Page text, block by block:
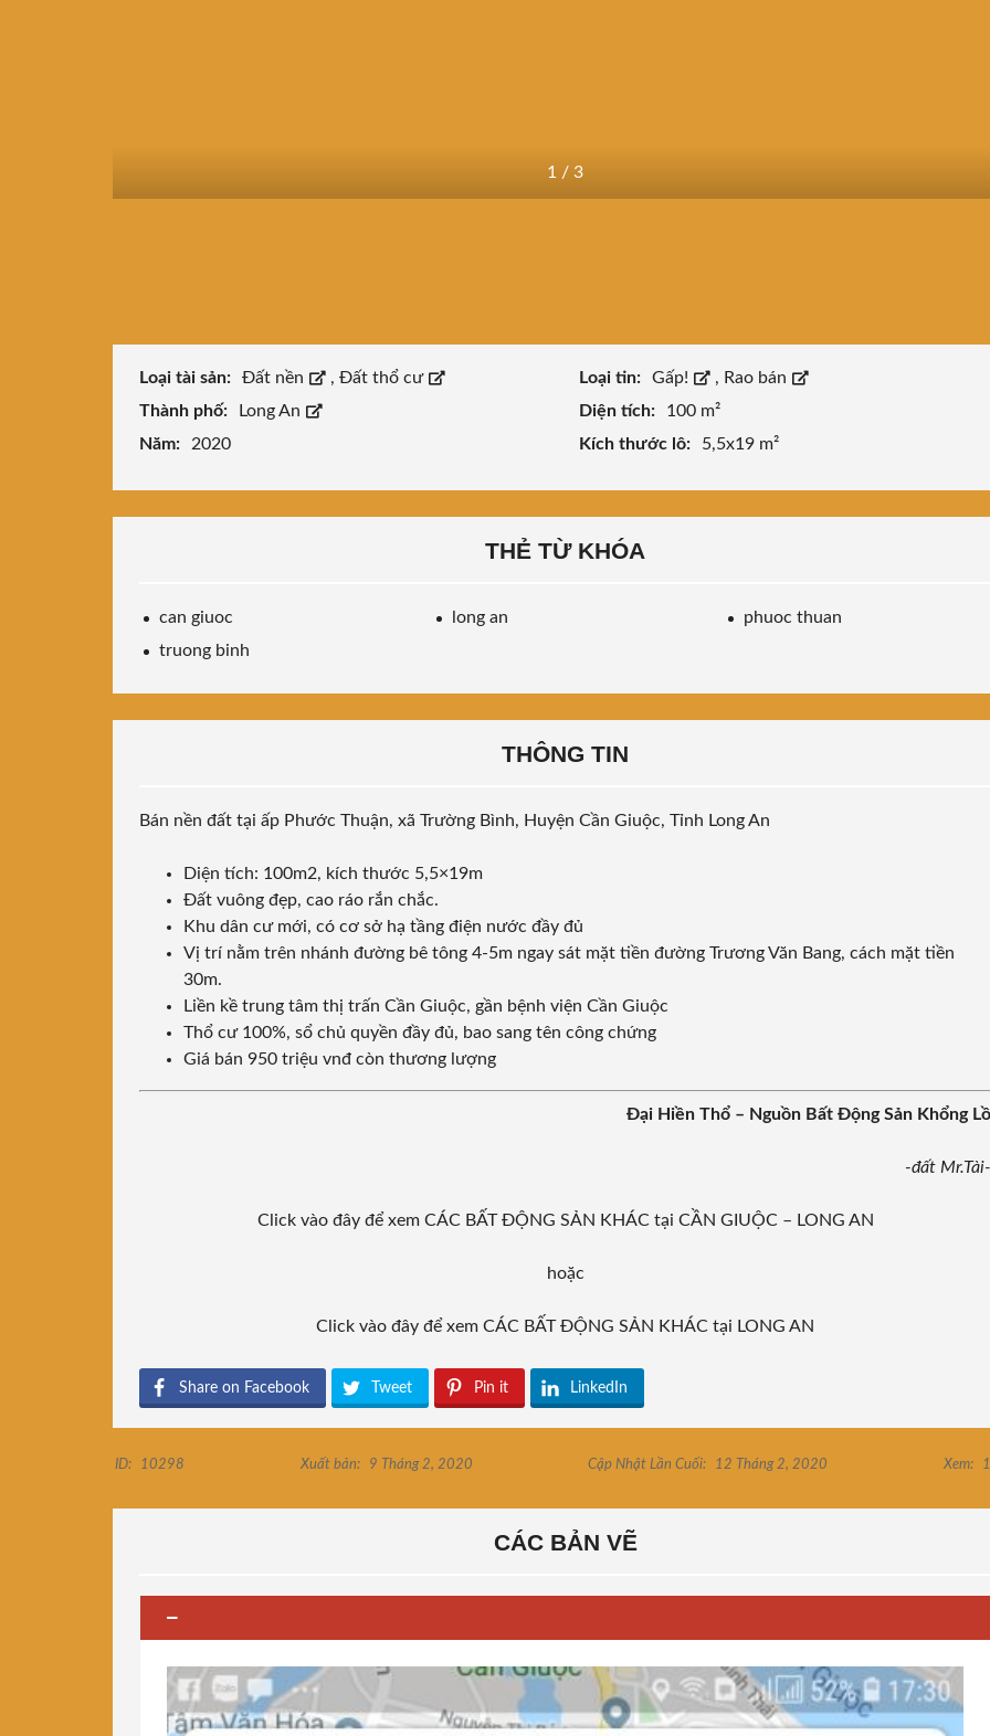
1 / 3
Loại tài sản: Đất nền , Đất thổ cư Loại tin: Gấp! , Rao bán
Thành phố:
Long An Diện tích:
100 m²
Năm:
2020 Kích thước lô: 5,5x19 m²
THẺ TỪ KHÓA
can giuoc long an
phuoc thuan
truong binh
THÔNG TIN
Bán nền đất tại ấp Phước Thuận, xã Trường Bình, Huyện Cần Giuộc, Tỉnh Long An
Diện tích: 100m2, kích thước 5,5×19m
Đất vuông đẹp, cao ráo rắn chắc.
Khu dân cư mới, có cơ sở hạ tầng điện nước đầy đủ
Vị trí nằm trên nhánh đường bê tông 4-5m ngay sát mặt tiền đường Trương Văn Bang, cách mặt tiền
30m.
Liền kề trung tâm thị trấn Cần Giuộc, gần bệnh viện Cần Giuộc
Thổ cư 100%, sổ chủ quyền đầy đủ, bao sang tên công chứng
Giá bán 950 triệu vnđ còn thương lượng
Đại Hiền Thổ – Nguồn Bất Động Sản Khổng Lồ
-đất Mr.Tài-
Click vào đây để xem CÁC BẤT ĐỘNG SẢN KHÁC tại CẦN GIUỘC – LONG AN
hoặc
Click vào đây để xem CÁC BẤT ĐỘNG SẢN KHÁC tại LONG AN
Share on Facebook Tweet Pin it LinkedIn
ID: 10298 Xuất bản: 9 Tháng 2, 2020 Cập Nhật Lần Cuối: 12 Tháng 2, 2020 Xem:
CÁC BẢN VẼ